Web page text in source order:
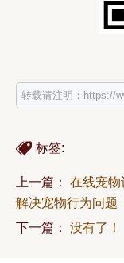
转载请注明：https://
标签:
上一篇： 在线宠物
解决宠物行为问题
下一篇： 没有了！